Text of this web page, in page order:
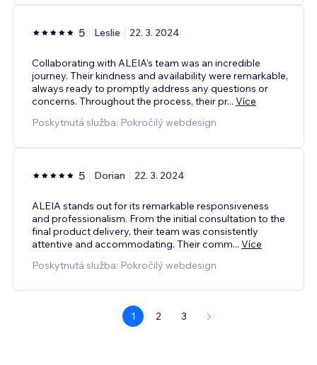
5 Leslie 22. 3. 2024
Collaborating with ALEIA's team was an incredible
journey. Their kindness and availability were remarkable,
always ready to promptly address any questions or
concerns. Throughout the process, their pr... Více
Poskytnutá služba: Pokročilý webdesign
5 Dorian 22. 3. 2024
ALEIA stands out for its remarkable responsiveness
and professionalism. From the initial consultation to the
final product delivery, their team was consistently
attentive and accommodating. Their comm... Více
Poskytnutá služba: Pokročilý webdesign
1 2 3